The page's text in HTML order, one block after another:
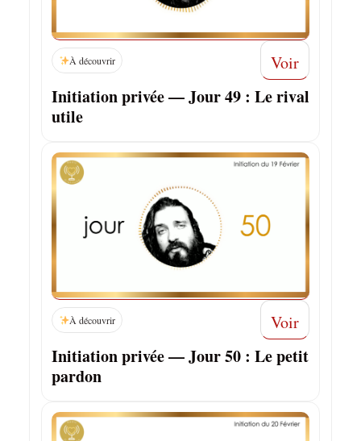
À découvrir Voir
Initiation privée — Jour 49 : Le rival
utile
À découvrir Voir
Initiation privée — Jour 50 : Le petit
pardon